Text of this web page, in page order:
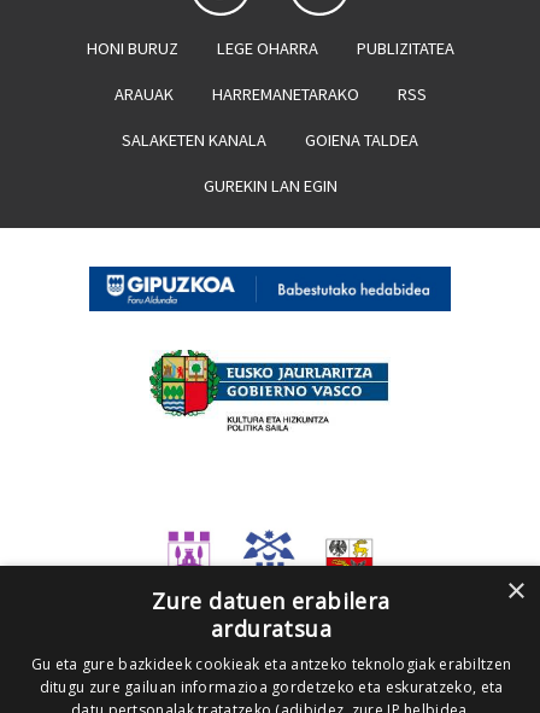
HONI BURUZ LEGE OHARRA PUBLIZITATEA
ARAUAK HARREMANETARAKO RSS
SALAKETEN KANALA GOIENA TALDEA
GUREKIN LAN EGIN
×
Zure datuen erabilera
arduratsua
Gu eta gure bazkideek cookieak eta antzeko teknologiak erabiltzen
ditugu zure gailuan informazioa gordetzeko eta eskuratzeko, eta